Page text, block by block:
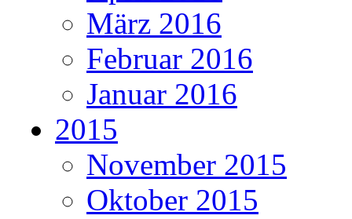
März 2016
Februar 2016
Januar 2016
2015
November 2015
Oktober 2015